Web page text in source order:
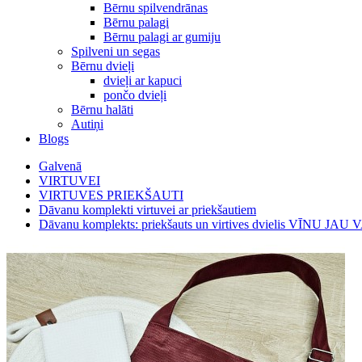
Bērnu spilvendrānas
Bērnu palagi
Bērnu palagi ar gumiju
Spilveni un segas
Bērnu dvieļi
dvieļi ar kapuci
pončo dvieļi
Bērnu halāti
Autiņi
Blogs
Galvenā
VIRTUVEI
VIRTUVES PRIEKŠAUTI
Dāvanu komplekti virtuvei ar priekšautiem
Dāvanu komplekts: priekšauts un virtives dvielis VĪNU JAU